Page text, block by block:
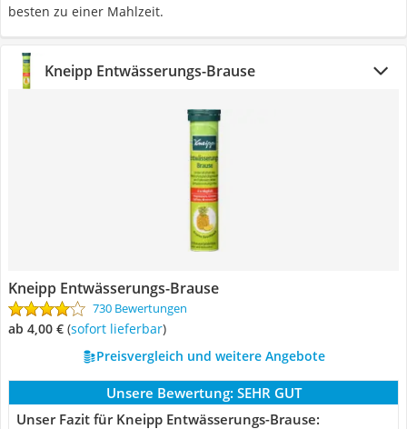
besten zu einer Mahlzeit.
Kneipp Entwässerungs-Brause
Kneipp Entwässerungs-Brause
730 Bewertungen
ab 4,00 € ( Sofort lieferbar)
Preisvergleich und weitere Angebote
Unsere Bewertung: SEHR GUT
Unser Fazit für Kneipp Entwässerungs-Brause: